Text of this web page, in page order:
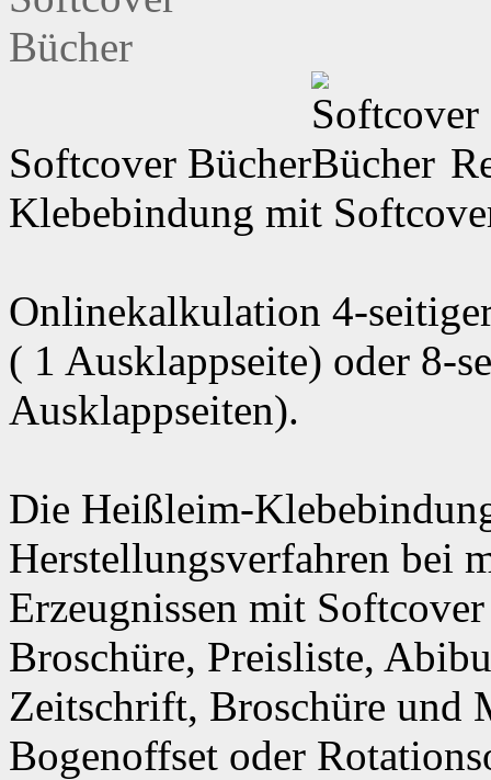
Softcover Bücher
Klebebindung mit
Onlinekalkulation 4-
( 1 Ausklappseite) oder 8-
Ausklappseiten).
Die Heißleim-
Herstellungsverfahren bei
Erzeugnissen mit
Broschüre, Preisliste,
Zeitschrift, Broschüre und
Bogenoffset oder